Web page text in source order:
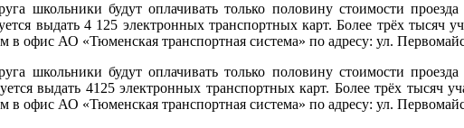
школьники будут оплачивать только половину стоимости
выдать 4 125 электронных транспортных карт. Более трёх
в офис АО «Тюменская транспортная система» по адресу: ул.
школьники будут оплачивать только половину стоимости
выдать 4125 электронных транспортных карт. Более трёх тысяч
в офис АО «Тюменская транспортная система» по адресу: ул.